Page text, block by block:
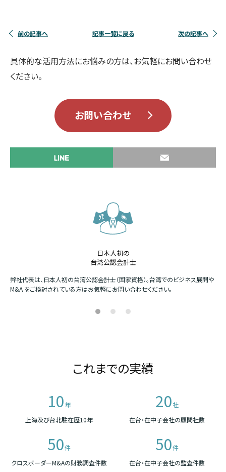
前の記事へ 記事一覧に戻る 次の記事へ
具体的な活用方法にお悩みの方は、お気軽にお問い合わせ
ください。
お問い合わせ
日本人初の
台湾公認会計士
弊社代表は、日本人初の台湾公認会計士（国家資格）。台湾でのビジネス展開や
M&A をご検討されている方はお気軽にお問い合わせください。
これまでの実績
10年
上海及び台北駐在歴10年
20社
在台・在中子会社の顧問社数
50件
クロスボーダーM&Aの財務調査件数
50件
在台・在中子会社の監査件数